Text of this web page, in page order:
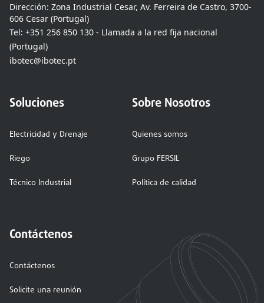
Dirección: Zona Industrial Cesar, Av. Ferreira de Castro, 3700-
606 Cesar (Portugal)
Tel: +351 256 850 130 - Llamada a la red fija nacional
(Portugal)
ibotec@ibotec.pt
Soluciones
Electricidad y Drenaje
Riego
Técnico Industrial
Sobre Nosotros
Quienes somos
Grupo FERSIL
Política de calidad
Contáctenos
Contáctenos
Solicite una reunión